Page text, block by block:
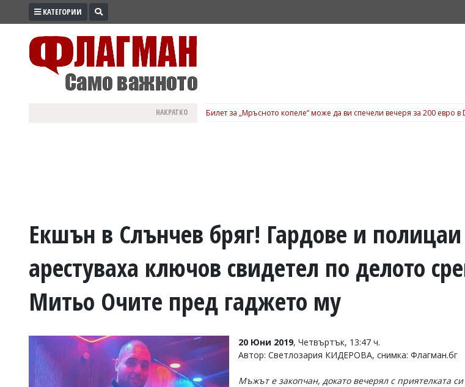
ПРОМО
ВОЙНАТА
УКРАЙНА
РАЗСЛЕДВАНЕ
БИЗНЕС
Управители:
КАТЕГОРИИ
НАКРАТКО Билет за „Мръсното копеле“ може да ви спечели вечеря за 200 евро в
Екшън в Слънчев бряг! Гардове и полицаи
арестуваха ключов свидетел по делото
Митьо Очите пред гаджето му
20 Юни 2019, Четвъртък, 13:47 ч.
Автор: Светлозария КИДЕРОВА, снимка: Флагман.бг
Мъжът е закопчан, докато вечерял с приятелката си